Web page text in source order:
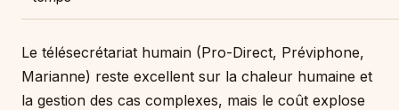
Le télésecrétariat humain (Pro-Direct, Préviphone,
Marianne) reste excellent sur la chaleur humaine et
la gestion des cas complexes, mais le coût explose